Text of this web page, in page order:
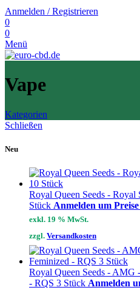
Anmelden / Registrieren
0
0
Menü
Vape
Kategorien
Schließen
Neu
Royal Queen Seeds -
Stück Anmelden um Preise
exkl. 19 % MwSt.
zzgl. Versandkosten
Royal Queen Seeds - AMG
- RQS 3 Stück Anmelden